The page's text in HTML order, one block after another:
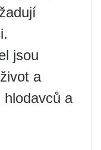
jsou
a
a